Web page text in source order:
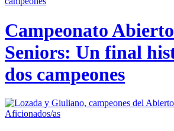
Campeonato
Seniors: Un final
dos campeones